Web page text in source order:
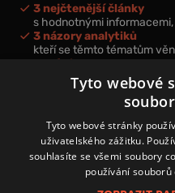
3 nejčtenější články
s hodnotnými informacemi,
3 názory analytiků
kteří se těmto tématům
nová videa a podcasty
k prohloubení vašich
Přihlášením k newsletteru
zpracování osobních údajů.
Tyto webové
Tyto webové stránky
uživatelského zážitku.
souhlasíte se všemi soubory
používání souborů